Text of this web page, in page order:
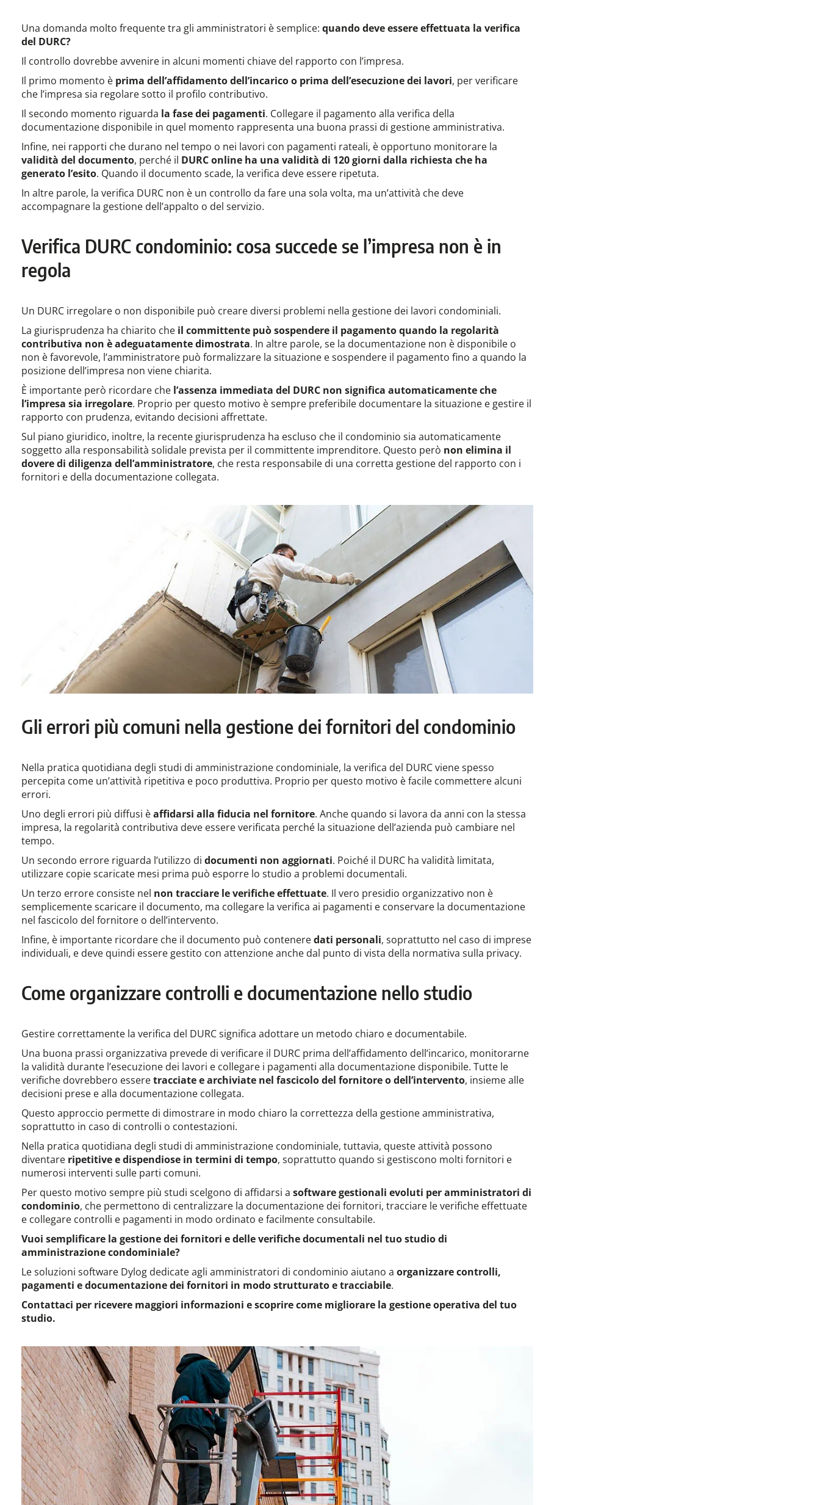
Una domanda molto frequente tra gli amministratori è semplice: quando deve essere effettuata la verifica
del DURC?
Il controllo dovrebbe avvenire in alcuni momenti chiave del rapporto con l’impresa.
Il primo momento è prima dell’affidamento dell’incarico o prima dell’esecuzione dei lavori, per verificare
che l’impresa sia regolare sotto il profilo contributivo.
Il secondo momento riguarda la fase dei pagamenti. Collegare il pagamento alla verifica della
documentazione disponibile in quel momento rappresenta una buona prassi di gestione amministrativa.
Infine, nei rapporti che durano nel tempo o nei lavori con pagamenti rateali, è opportuno monitorare la
validità del documento, perché il DURC online ha una validità di 120 giorni dalla richiesta che ha
generato l’esito. Quando il documento scade, la verifica deve essere ripetuta.
In altre parole, la verifica DURC non è un controllo da fare una sola volta, ma un’attività che deve
accompagnare la gestione dell’appalto o del servizio.
Verifica DURC condominio: cosa succede se l’impresa non è in
regola
Un DURC irregolare o non disponibile può creare diversi problemi nella gestione dei lavori condominiali.
La giurisprudenza ha chiarito che il committente può sospendere il pagamento quando la regolarità
contributiva non è adeguatamente dimostrata. In altre parole, se la documentazione non è disponibile o
non è favorevole, l’amministratore può formalizzare la situazione e sospendere il pagamento fino a quando la
posizione dell’impresa non viene chiarita.
È importante però ricordare che l’assenza immediata del DURC non significa automaticamente che
l’impresa sia irregolare. Proprio per questo motivo è sempre preferibile documentare la situazione e gestire il
rapporto con prudenza, evitando decisioni affrettate.
Sul piano giuridico, inoltre, la recente giurisprudenza ha escluso che il condominio sia automaticamente
soggetto alla responsabilità solidale prevista per il committente imprenditore. Questo però non elimina il
dovere di diligenza dell’amministratore, che resta responsabile di una corretta gestione del rapporto con i
fornitori e della documentazione collegata.
Gli errori più comuni nella gestione dei fornitori del condominio
Nella pratica quotidiana degli studi di amministrazione condominiale, la verifica del DURC viene spesso
percepita come un’attività ripetitiva e poco produttiva. Proprio per questo motivo è facile commettere alcuni
errori.
Uno degli errori più diffusi èaffidarsi alla fiducia nel fornitore. Anche quando si lavora da anni con la stessa
impresa, la regolarità contributiva deve essere verificata perché la situazione dell’azienda può cambiare nel
tempo.
Un secondo errore riguarda l’utilizzo di documenti non aggiornati. Poiché il DURC ha validità limitata,
utilizzare copie scaricate mesi prima può esporre lo studio a problemi documentali.
Un terzo errore consiste nel non tracciare le verifiche effettuate. Il vero presidio organizzativo non è
semplicemente scaricare il documento, ma collegare la verifica ai pagamenti e conservare la documentazione
nel fascicolo del fornitore o dell’intervento.
Infine, è importante ricordare che il documento può conteneredati personali, soprattutto nel caso di imprese
individuali, e deve quindi essere gestito con attenzione anche dal punto di vista della normativa sulla privacy.
Come organizzare controlli e documentazione nello studio
Gestire correttamente la verifica del DURC significa adottare un metodo chiaro e documentabile.
Una buona prassi organizzativa prevede di verificare il DURC prima dell’affidamento dell’incarico, monitorarne
la validità durante l’esecuzione dei lavori e collegare i pagamenti alla documentazione disponibile. Tutte le
verifiche dovrebbero esseretracciate e archiviate nel fascicolo del fornitore o dell’intervento, insieme alle
decisioni prese e alla documentazione collegata.
Questo approccio permette di dimostrare in modo chiaro la correttezza della gestione amministrativa,
soprattutto in caso di controlli o contestazioni.
Nella pratica quotidiana degli studi di amministrazione condominiale, tuttavia, queste attività possono
diventare ripetitive e dispendiose in termini di tempo, soprattutto quando si gestiscono molti fornitori e
numerosi interventi sulle parti comuni.
Per questo motivo sempre più studi scelgono di affidarsi a software gestionali evoluti per amministratori di
condominio, che permettono di centralizzare la documentazione dei fornitori, tracciare le verifiche effettuate
e collegare controlli e pagamenti in modo ordinato e facilmente consultabile.
Vuoi semplificare la gestione dei fornitori e delle verifiche documentali nel tuo studio di
amministrazione condominiale?
Le soluzioni software Dylog dedicate agli amministratori di condominio aiutano a organizzare controlli,
pagamenti e documentazione dei fornitori in modo strutturato e tracciabile.
Contattaci per ricevere maggiori informazioni e scoprire come migliorare la gestione operativa del tuo
studio.